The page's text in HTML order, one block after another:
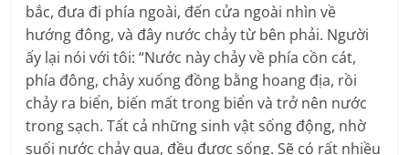
bắc, đưa đi phía ngoài, đến cửa ngoài nhìn về
hướng đông, và đây nước chảy từ bên phải. Người
ấy lại nói với tôi: “Nước này chảy về phía cồn cát,
phía đông, chảy xuống đồng bằng hoang địa, rồi
chảy ra biển, biến mất trong biển và trở nên nước
trong sạch. Tất cả những sinh vật sống động, nhờ
suối nước chảy qua, đều được sống. Sẽ có rất nhiều